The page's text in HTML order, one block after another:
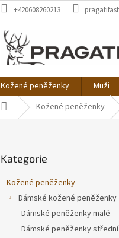
+420608260213
Kožené peněženky Muži
Domů Kožené peněženky
kategorie
Kategorie
Kožené peněženky
Dámské kožené peněženky
Dámské peněženky malé
Dámské peněženky střední